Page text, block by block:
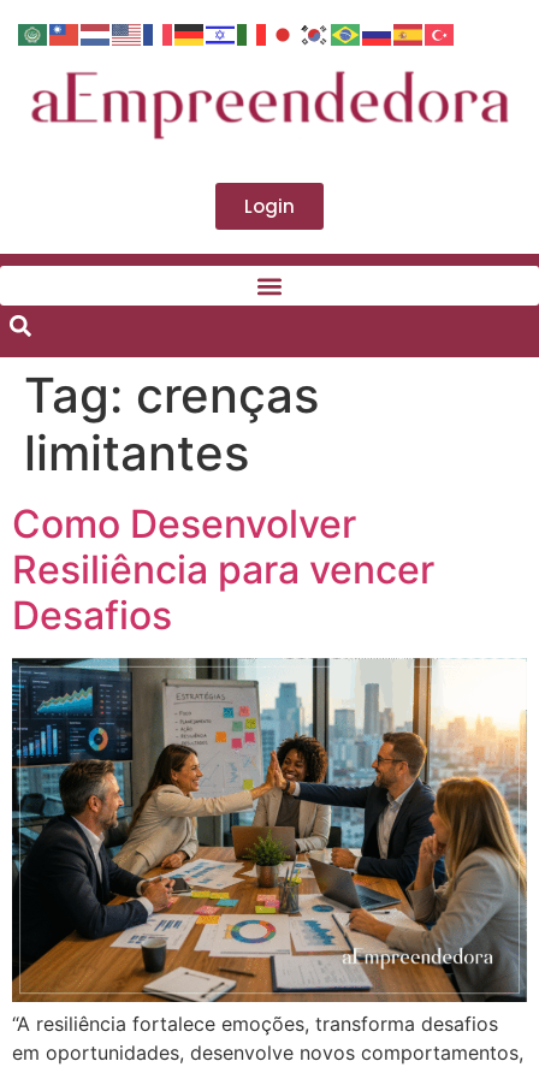
Login
Tag: crenças
limitantes
Como Desenvolver
Resiliência para vencer
Desafios
“A resiliência fortalece emoções, transforma desafios
em oportunidades, desenvolve novos comportamentos,